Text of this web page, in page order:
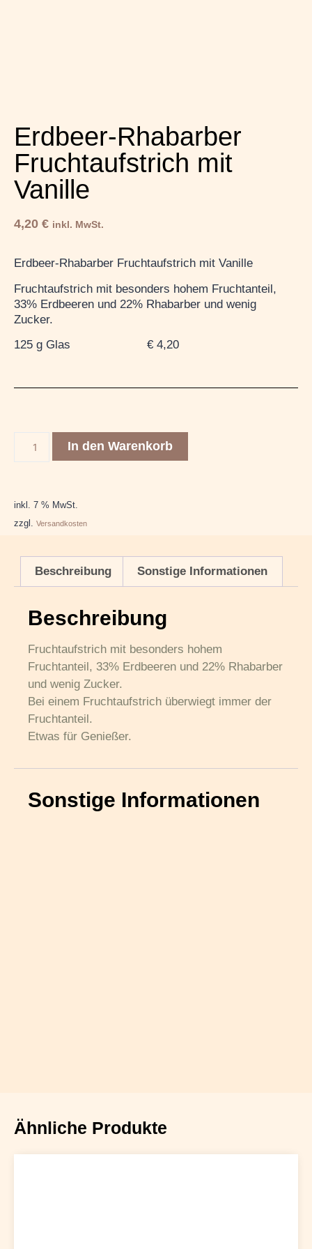
Erdbeer-Rhabarber
Fruchtaufstrich mit
Vanille
4,20 € inkl. MwSt.
Erdbeer-Rhabarber Fruchtaufstrich mit Vanille
Fruchtaufstrich mit besonders hohem Fruchtanteil,
33% Erdbeeren und 22% Rhabarber und wenig
Zucker.
125 g Glas € 4,20
In den Warenkorb
inkl. 7 % MwSt.
zzgl. Versandkosten
Beschreibung Sonstige Informationen
Beschreibung
Fruchtaufstrich mit besonders hohem
Fruchtanteil, 33% Erdbeeren und 22% Rhabarber
und wenig Zucker.
Bei einem Fruchtaufstrich überwiegt immer der
Fruchtanteil.
Etwas für Genießer.
Sonstige Informationen
Ähnliche Produkte